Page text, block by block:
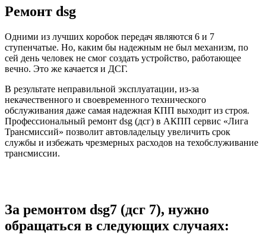
Ремонт dsg
Одними из лучших коробок передач являются 6 и 7
ступенчатые. Но, каким бы надежным не был механизм, по
сей день человек не смог создать устройство, работающее
вечно. Это же качается и ДСГ.
В результате неправильной эксплуатации, из-за
некачественного и своевременного технического
обслуживания даже самая надежная КПП выходит из строя.
Профессиональный ремонт dsg (дсг) в АКПП сервис «Лига
Трансмиссий» позволит автовладельцу увеличить срок
службы и избежать чрезмерных расходов на техобслуживание
трансмиссии.
За ремонтом dsg7 (дсг 7), нужно
обращаться в следующих случаях: